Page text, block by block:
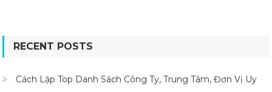
RECENT POSTS
Cách Lập Top Danh Sách Công Ty, Trung Tâm, Đơn Vị Uy